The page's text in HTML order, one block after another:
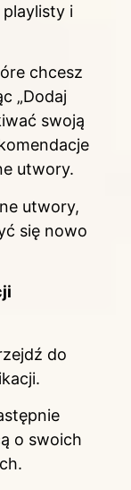
i
chcesz
„Dodaj
swoją
utwory.
utwory,
się nowo
do
o swoich